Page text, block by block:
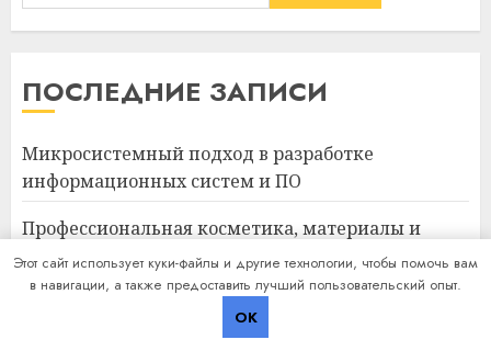
ПОСЛЕДНИЕ ЗАПИСИ
Микросистемный подход в разработке
информационных систем и ПО
Профессиональная косметика, материалы и
оборудование для маникюра, педикюра,
дизайна ногтей, депиляции и наращивания
Этот сайт использует куки-файлы и другие технологии, чтобы помочь вам
в навигации, а также предоставить лучший пользовательский опыт.
OK